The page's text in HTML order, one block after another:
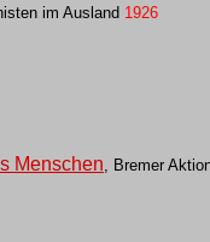
im Ausland 1926
Menschen, Bremer